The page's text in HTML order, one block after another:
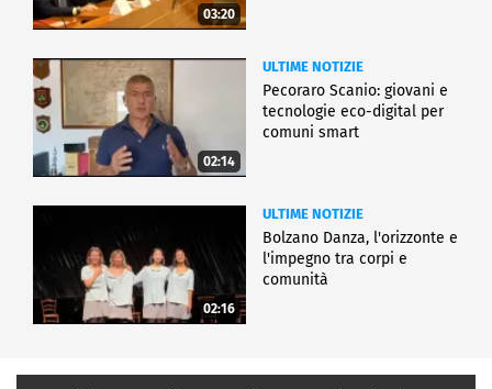
03:20
02:14
ULTIME NOTIZIE
Pecoraro Scanio: giovani e
tecnologie eco-digital per
comuni smart
02:16
ULTIME NOTIZIE
Bolzano Danza, l'orizzonte e
l'impegno tra corpi e
comunità